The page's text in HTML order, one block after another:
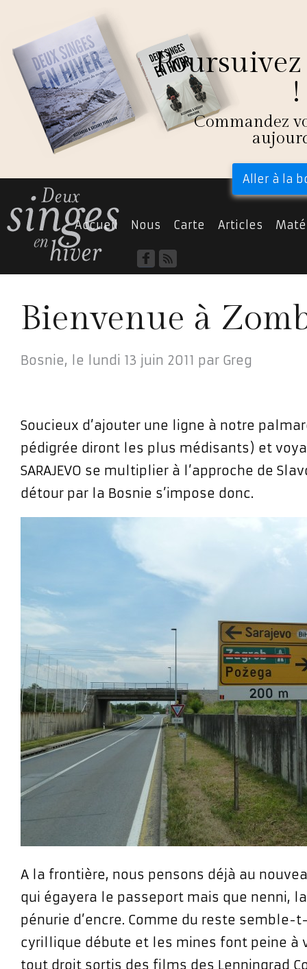
!
Commandez
Aller à la
Accueil Nous Carte Articles
Bosnie
Bienvenue à
Bosnie, le lundi 13 juin 2011 par Greg
Soucieux d’ajouter une ligne à notre
pédigrée diront les plus médisants) et
SARAJEVO se multiplier à l’approche de
détour par la Bosnie s’impose donc.
A la frontière, nous pensons déjà au
qui égayera le passeport mais que nenni,
pénurie d’encre. Comme du reste semble-
cyrillique débute et les mines font peine à
tout droit sortis des films des Lenningrad